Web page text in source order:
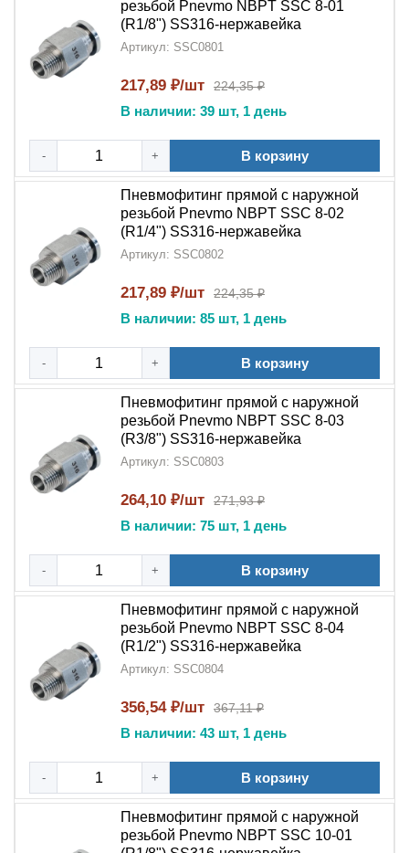
резьбой Pnevmo NBPT SSC 8-01
(R1/8") SS316-нержавейка
Артикул: SSC0801
217,89 ₽/шт 224,35 ₽
В наличии: 39 шт, 1 день
- + В корзину
Пневмофитинг прямой с наружной
резьбой Pnevmo NBPT SSC 8-02
(R1/4") SS316-нержавейка
Артикул: SSC0802
217,89 ₽/шт 224,35 ₽
В наличии: 85 шт, 1 день
- + В корзину
Пневмофитинг прямой с наружной
резьбой Pnevmo NBPT SSC 8-03
(R3/8") SS316-нержавейка
Артикул: SSC0803
264,10 ₽/шт 271,93 ₽
В наличии: 75 шт, 1 день
- + В корзину
Пневмофитинг прямой с наружной
резьбой Pnevmo NBPT SSC 8-04
(R1/2") SS316-нержавейка
Артикул: SSC0804
356,54 ₽/шт 367,11 ₽
В наличии: 43 шт, 1 день
- + В корзину
Пневмофитинг прямой с наружной
резьбой Pnevmo NBPT SSC 10-01